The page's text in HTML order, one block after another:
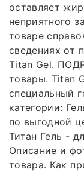
оставляет
неприятного
товаре
сведениях от
Titan Gel.
товары. Titan
специальный
категории:
по выгодной
Титан Гель -
Описание и
товара. Как